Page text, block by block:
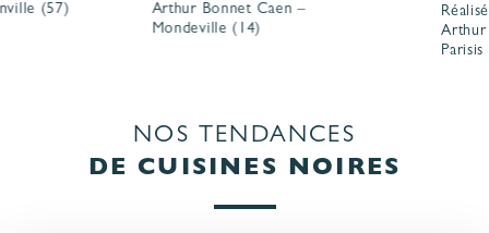
(57)
Arthur Bonnet Caen –
Mondeville (14)
Arthur
Parisis
NOS TENDANCES
DE CUISINES NOIRES